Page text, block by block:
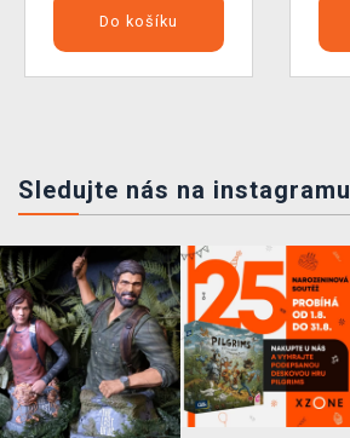
Do košíku
Sledujte nás na instagramu